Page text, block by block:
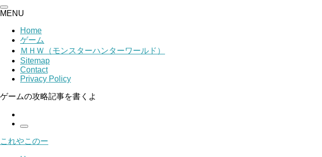
MENU
Home
ゲーム
ＭＨＷ（モンスターハンターワールド）
Sitemap
Contact
Privacy Policy
ゲームの攻略記事を書くよ
これやこのー